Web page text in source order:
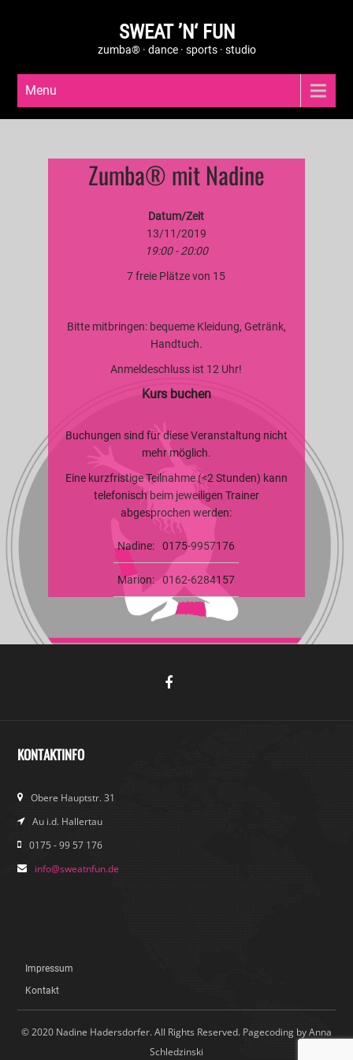
SWEAT ’N‘ FUN
zumba® · dance · sports · studio
Menu
Zumba® mit Nadine
Datum/Zeit
13/11/2019
19:00 - 20:00
7 freie Plätze von 15
Bitte mitbringen: bequeme Kleidung, Getränk,
Handtuch.
Anmeldeschluss ist 12 Uhr!
Kurs buchen
Buchungen sind für diese Veranstaltung nicht
mehr möglich.
Eine kurzfristige Teilnahme (<2 Stunden) kann
telefonisch beim jeweiligen Trainer
abgesprochen werden:
Nadine: 0175-9957176
Marion: 0162-6284157
KONTAKTINFO
Obere Hauptstr. 31
Au i.d. Hallertau
0175 - 99 57 176
info@sweatnfun.de
Impressum
Kontakt
© 2020 Nadine Hadersdorfer. All Rights Reserved. Pagecoding by Anna
Schledzinski